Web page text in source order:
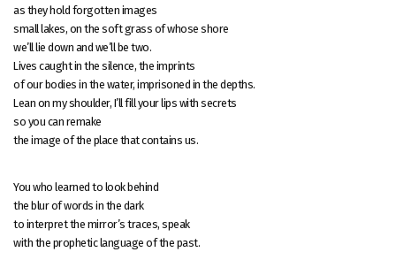
as they hold forgotten images
small lakes, on the soft grass of whose shore
we’ll lie down and we’ll be two.
Lives caught in the silence, the imprints
of our bodies in the water, imprisoned in the depths.
Lean on my shoulder, I’ll fill your lips with secrets
so you can remake
the image of the place that contains us.
You who learned to look behind
the blur of words in the dark
to interpret the mirror’s traces, speak
with the prophetic language of the past.